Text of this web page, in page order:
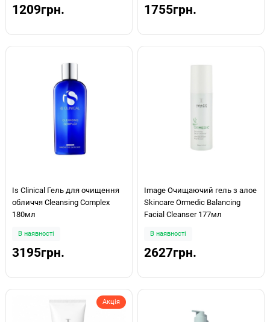
1209грн. 1755грн.
Is Clinical Гель для очищення
обличчя Cleansing Complex
180мл
В наявності
3195грн.
Image Очищаючий гель з алое
Skincare Ormedic Balancing
Facial Cleanser 177мл
В наявності
2627грн.
Акція